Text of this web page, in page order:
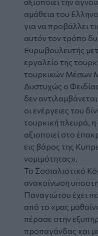
αμάθεια του
για να προβάλλει
αυτόν τον τρόπο
Ευρωβουλευτής
εργαλείο της
τουρκικών Μέσων
Δυστυχώς ο
δεν
οι ενέργειες του
τουρκική πλευρά, η
αξιοποιεί στο
εις βάρος της
νομιμότητας».
Το Σοσιαλιστικό
ανακοίνωση
Παναγιώτου έχει
από το «μας
πέρασε στην
προπαγάνδας και